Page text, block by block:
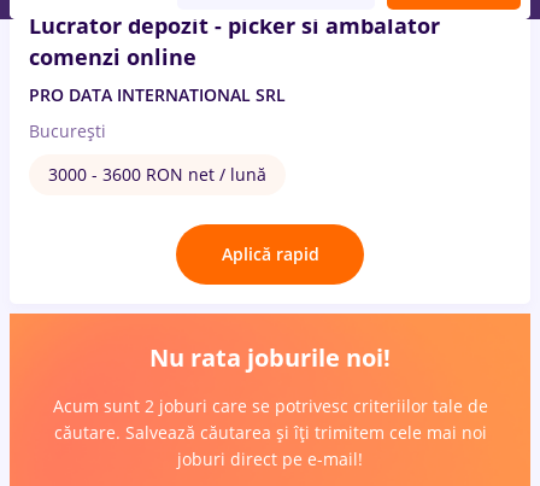
Lucrator depozit - picker si ambalator
comenzi online
PRO DATA INTERNATIONAL SRL
București
3000 - 3600 RON net / lună
Aplică rapid
Nu rata joburile noi!
Acum sunt 2 joburi care se potrivesc criteriilor tale de
căutare. Salvează căutarea și îți trimitem cele mai noi
joburi direct pe e-mail!